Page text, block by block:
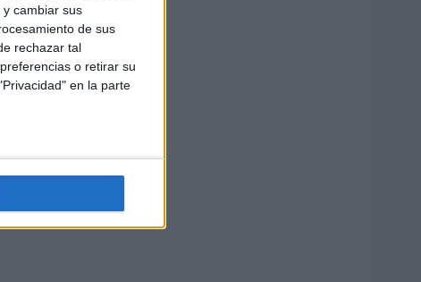
cambiar sus
de sus
rechazar tal
o retirar su
en la parte